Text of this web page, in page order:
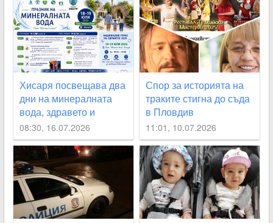
Хисаря посвещава два
дни на минералната
вода, здравето и
превенцията
08:30, 16.07.2026
Спор за историята на
траките стигна до съда
в Пловдив
11:01, 10.07.2026